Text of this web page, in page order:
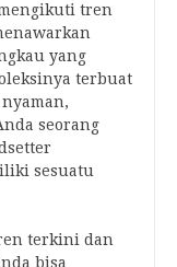
tren
yang
terbuat
seorang
sesuatu
terkini dan
bisa